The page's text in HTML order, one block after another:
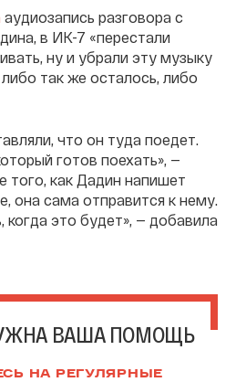
аудиозапись разговора с
в ИК-7 «перестали
ну и убрали эту музыку
так же осталось, либо
что он туда поедет.
готов поехать», —
того, как Дадин напишет
она сама отправится к нему.
когда это будет», — добавила
ВАША ПОМОЩЬ
НА РЕГУЛЯРНЫЕ